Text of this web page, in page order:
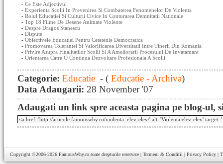
- Ce Este Adjectivul
- Experienta Scolii In Prevenirea Si Combaterea Fenomenelor De Violenta
- Rolul Educatiei Si Culturii Civice In Conturarea Demnitatii Nationale
- Top 18 Filme De Desene Animate Violente
- Despre Dragos Stanescu
- Dispute
- Obiectivele Educatiei Pentru Cetatenie Democratica
- Promovarea Tolerantei Si Valorificarea Diversitatii Intre Tinerii Din Romania
- Privire Asupra Finalitatilor Scolii Si A Ameliorarii Procesului De Invatamant
- Orientarea Catre O Continua Dezvoltare Profesionala A Scolii
Categorie: Educatie - ( Educatie - Archiva)
Data Adaugarii: 28 November '07
Adaugati un link spre aceasta pagina pe blog-ul,
Copyright ©2006-2026 FamousWhy.ro toate drepturile rezervate | Termeni & Conditii | Privacy Policy |